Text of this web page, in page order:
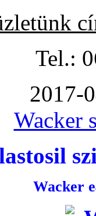
Tel.:
2017-
Wacker
Wacker